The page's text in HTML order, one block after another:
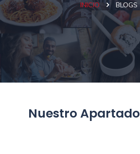
INICIO BLOGS
Nuestro Apartado